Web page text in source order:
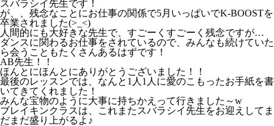
スバラシイ先生です！
が、、残念なことにお仕事の関係で5月いっぱいでK-BOOSTを
卒業されました(>_<)
人間的にも大好きな先生で、すごーくすごーく残念ですが…
ダンスに関わるお仕事をされているので、みんなも続けていた
ら会うこともたくさんあるはずです！
AB先生！！
ほんとにほんとにありがとうございました！！
最後のレッスンでは、なんと1人1人に愛のこもったお手紙を書
いてきてくれました！
みんな宝物のように大事に持ちかえって行きました～w
ブレイキンクラスは、これまたスバラシイ先生をお迎えしてま
だまだ盛り上がるよ♪